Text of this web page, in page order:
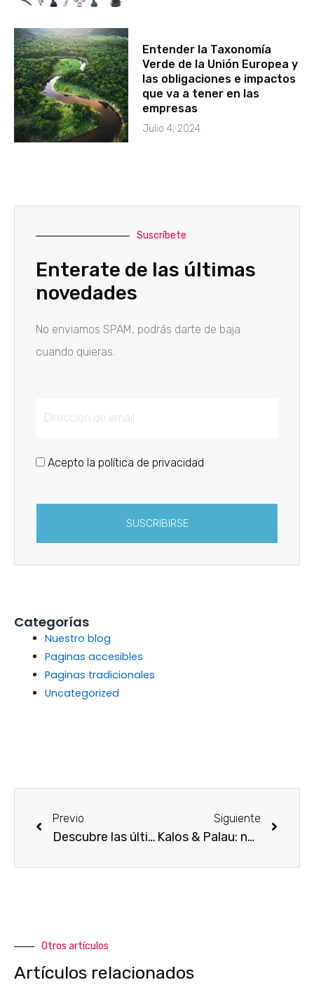
Entender la Taxonomía
Verde de la Unión Europea y
las obligaciones e impactos
que va a tener en las
empresas
Julio 4, 2024
Suscríbete
Enterate de las últimas
novedades
No enviamos SPAM, podrás darte de baja
cuando quieras.
Acepto la política de privacidad
SUSCRIBIRSE
Categorías
Nuestro blog
Paginas accesibles
Paginas tradicionales
Uncategorized
Previo
Descubre las últimas soluciones PIR de Novolux Lighting
Siguiente
Kalos & Palau: nuevas soluciones técnicas para exterior
Otros artículos
Artículos relacionados